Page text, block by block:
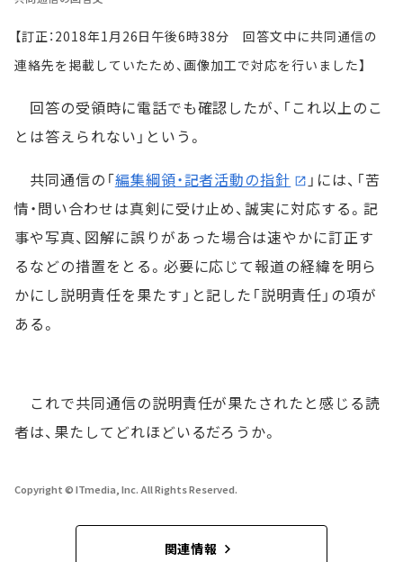
【訂正：2018年1月26日午後6時38分 回答文中に共同通信の
連絡先を掲載していたため、画像加工で対応を行いました】
回答の受領時に電話でも確認したが、「これ以上のこ
とは答えられない」という。
共同通信の「編集綱領・記者活動の指針
」には、「苦
情・問い合わせは真剣に受け止め、誠実に対応する。記
事や写真、図解に誤りがあった場合は速やかに訂正す
るなどの措置をとる。必要に応じて報道の経緯を明ら
かにし説明責任を果たす」と記した「説明責任」の項が
ある。
これで共同通信の説明責任が果たされたと感じる読
者は、果たしてどれほどいるだろうか。
Copyright © ITmedia, Inc. All Rights Reserved.
関連情報